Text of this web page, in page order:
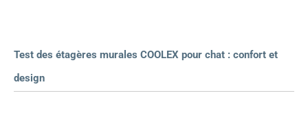
Test des étagères murales COOLEX pour chat : confort et
design